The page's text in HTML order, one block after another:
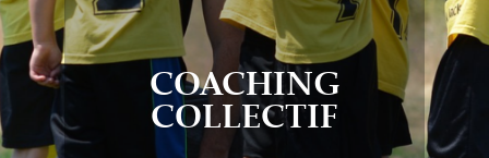
COACHING
COLLECTIF